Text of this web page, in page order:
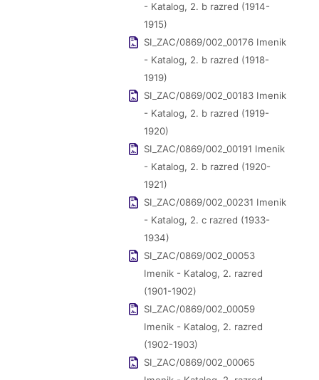
- Katalog, 2. b razred (1914-
1915)
SI_ZAC/0869/002_00176 Imenik
- Katalog, 2. b razred (1918-
1919)
SI_ZAC/0869/002_00183 Imenik
- Katalog, 2. b razred (1919-
1920)
SI_ZAC/0869/002_00191 Imenik
- Katalog, 2. b razred (1920-
1921)
SI_ZAC/0869/002_00231 Imenik
- Katalog, 2. c razred (1933-
1934)
SI_ZAC/0869/002_00053
Imenik - Katalog, 2. razred
(1901-1902)
SI_ZAC/0869/002_00059
Imenik - Katalog, 2. razred
(1902-1903)
SI_ZAC/0869/002_00065